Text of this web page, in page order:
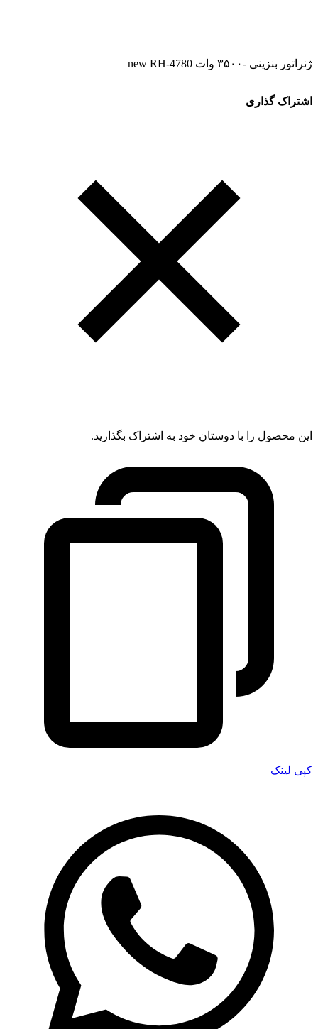
ژنراتور بنزینی -۳۵۰۰ وات new RH-4780
اشتراک گذاری
این محصول را با دوستان خود به اشتراک بگذارید.
کپی لینک